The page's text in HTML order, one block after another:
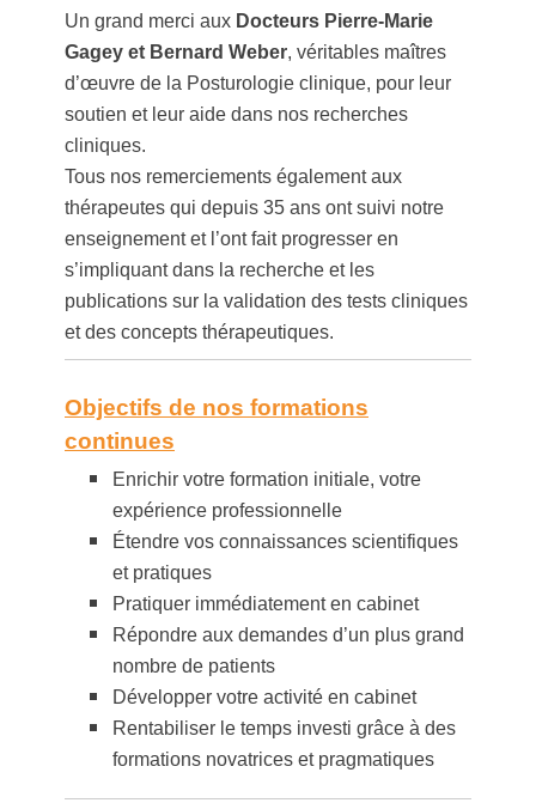
Un grand merci aux Docteurs Pierre-Marie
Gagey et Bernard Weber, véritables maîtres
d’œuvre de la Posturologie clinique, pour leur
soutien et leur aide dans nos recherches
cliniques.
Tous nos remerciements également aux
thérapeutes qui depuis 35 ans ont suivi notre
enseignement et l’ont fait progresser en
s’impliquant dans la recherche et les
publications sur la validation des tests cliniques
et des concepts thérapeutiques.
Objectifs de nos formations
continues
Enrichir votre formation initiale, votre
expérience professionnelle
Étendre vos connaissances scientifiques
et pratiques
Pratiquer immédiatement en cabinet
Répondre aux demandes d’un plus grand
nombre de patients
Développer votre activité en cabinet
Rentabiliser le temps investi grâce à des
formations novatrices et pragmatiques